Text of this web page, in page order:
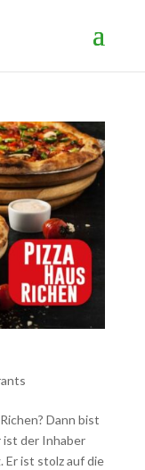
Dann bist
ist der Inhaber
Er ist stolz auf die